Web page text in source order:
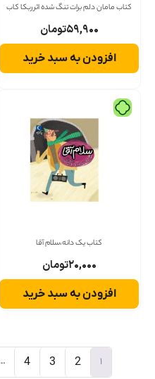
کتاب مامان دلم برات تنگ شده اثر ربکا کاب
۵۹,۹۰۰تومان
افزودن به سبد خرید
کتاب یک دانه،سلام آقا
۲۰,۰۰۰تومان
افزودن به سبد خرید